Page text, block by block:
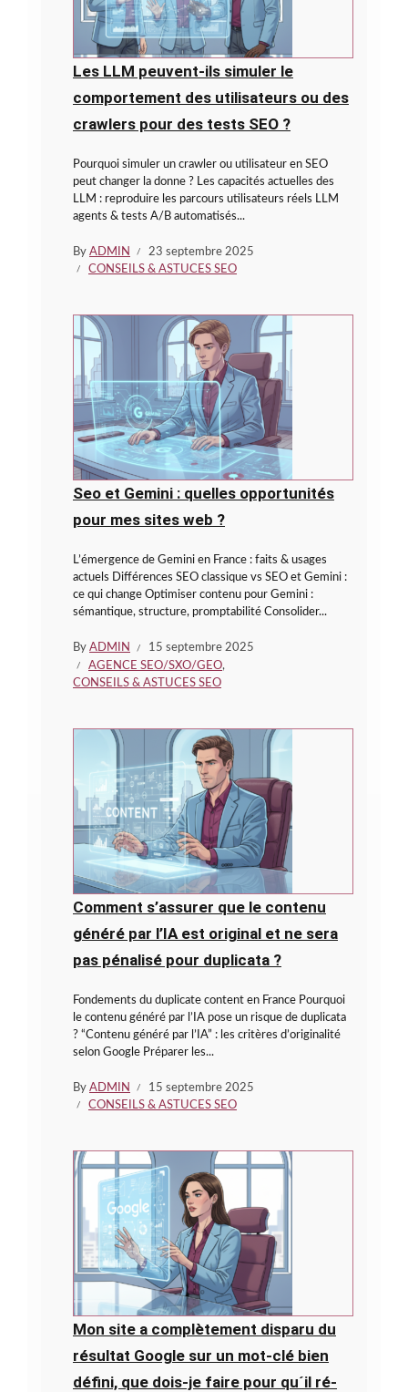
Les LLM peuvent-ils simuler le
comportement des utilisateurs ou des
crawlers pour des tests SEO ?
Pourquoi simuler un crawler ou utilisateur en SEO
peut changer la donne ? Les capacités actuelles des
LLM : reproduire les parcours utilisateurs réels LLM
agents & tests A/B automatisés...
By ADMIN
23 septembre 2025
CONSEILS & ASTUCES SEO
Seo et Gemini : quelles opportunités
pour mes sites web ?
L’émergence de Gemini en France : faits & usages
actuels Différences SEO classique vs SEO et Gemini :
ce qui change Optimiser contenu pour Gemini :
sémantique, structure, promptabilité Consolider...
By ADMIN
15 septembre 2025
AGENCE SEO/SXO/GEO,
CONSEILS & ASTUCES SEO
Comment s’assurer que le contenu
généré par l’IA est original et ne sera
pas pénalisé pour duplicata ?
Fondements du duplicate content en France Pourquoi
le contenu généré par l’IA pose un risque de duplicata
? “Contenu généré par l’IA” : les critères d’originalité
selon Google Préparer les...
By ADMIN
15 septembre 2025
CONSEILS & ASTUCES SEO
Mon site a complètement disparu du
résultat Google sur un mot-clé bien
défini, que dois-je faire pour qu´il ré-